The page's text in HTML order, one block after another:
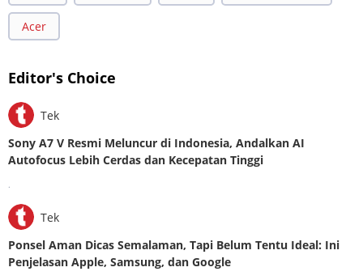
Acer
Editor's Choice
Tek
Sony A7 V Resmi Meluncur di Indonesia, Andalkan AI
Autofocus Lebih Cerdas dan Kecepatan Tinggi
.
Tek
Ponsel Aman Dicas Semalaman, Tapi Belum Tentu Ideal: Ini
Penjelasan Apple, Samsung, dan Google